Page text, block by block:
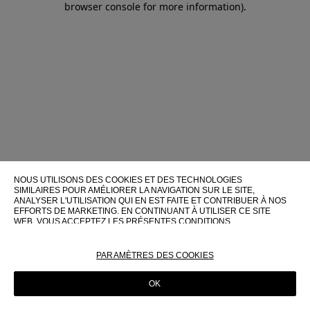
browser console for more information).
NOUS UTILISONS DES COOKIES ET DES TECHNOLOGIES
SIMILAIRES POUR AMÉLIORER LA NAVIGATION SUR LE SITE,
ANALYSER L'UTILISATION QUI EN EST FAITE ET CONTRIBUER À NOS
EFFORTS DE MARKETING. EN CONTINUANT À UTILISER CE SITE
WEB, VOUS ACCEPTEZ LES PRÉSENTES CONDITIONS
POUR PLUS D'INFORMATIONS SUR CES TECHNOLOGIES ET LEUR
POLITIQUE EN MATIÈRE DE COOKIES
PARAMÈTRES DES COOKIES
OK